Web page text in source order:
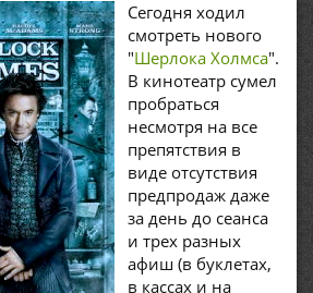
Сегодня ходил
смотреть нового
"Шерлока Холмса".
В кинотеатр сумел
пробраться
несмотря на все
препятствия в
виде отсутствия
предпродаж даже
за день до сеанса
и трех разных
афиш (в буклетах,
в кассах и на